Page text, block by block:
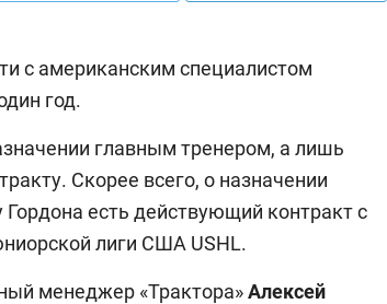
с американским специалистом
год.
главным тренером, а лишь
Скорее всего, о назначении
Гордона есть действующий контракт с
лиги США USHL.
менеджер «Трактора»Алексей